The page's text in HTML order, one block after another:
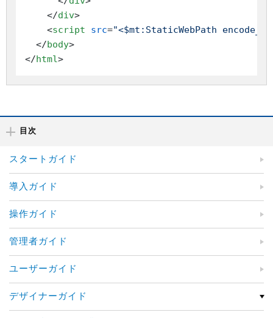
</div>
<script src="<$mt:StaticWebPath
</body>
</html>
目次
スタートガイド
導入ガイド
操作ガイド
管理者ガイド
ユーザーガイド
デザイナーガイド